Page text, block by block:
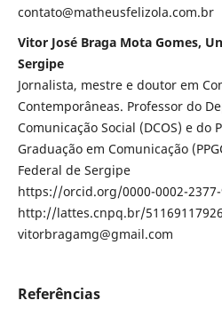
contato@matheusfelizola.com.br
Vitor José Braga Mota Gomes,
Sergipe
Jornalista, mestre e doutor em
Contemporâneas. Professor do
Comunicação Social (DCOS) e do
Graduação em Comunicação
Federal de Sergipe
https://orcid.org/0000-0002-2377-
http://lattes.cnpq.br/
vitorbragamg@gmail.com
Referências